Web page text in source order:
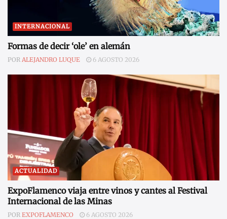
INTERNACIONAL
Formas de decir ‘ole’ en alemán
POR ALEJANDRO LUQUE 6 AGOSTO 2026
ACTUALIDAD
ExpoFlamenco viaja entre vinos y cantes al Festival
Internacional de las Minas
POR EXPOFLAMENCO 6 AGOSTO 2026